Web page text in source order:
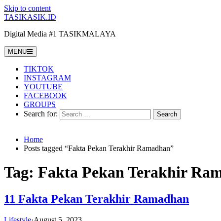
Skip to content
TASIKASIK.ID
Digital Media #1 TASIKMALAYA
MENU
TIKTOK
INSTAGRAM
YOUTUBE
FACEBOOK
GROUPS
Search for:
Home
Posts tagged “Fakta Pekan Terakhir Ramadhan”
Tag: Fakta Pekan Terakhir
11 Fakta Pekan Terakhir Ramadhan